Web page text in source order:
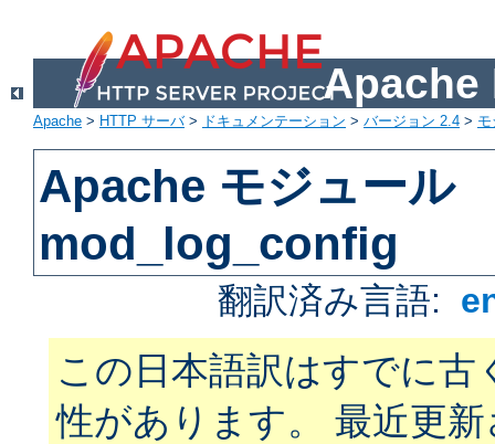
Apache
Apache > HTTP サーバ> ドキュメンテーション > バージョン 2.4 >
Apache モジュール
mod_log_config
翻訳済み言語:
この日本語訳はすでに古
性があります。 最近更